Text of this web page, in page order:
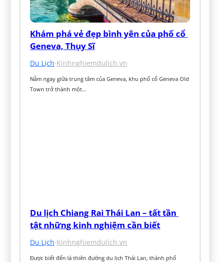
Khám phá vẻ đẹp bình yên của phố cổ
Geneva, Thụy Sĩ
Du Lịch·Kinhnghiemdulich.vn
Nằm ngay giữa trung tâm của Geneva, khu phố cổ Geneva Old
Town trở thành một…
Du lịch Chiang Rai Thái Lan – tất tần
tật những kinh nghiệm cần biết
Du Lịch·Kinhnghiemdulich.vn
Được biết đến là thiên đường du lịch Thái Lan, thành phố